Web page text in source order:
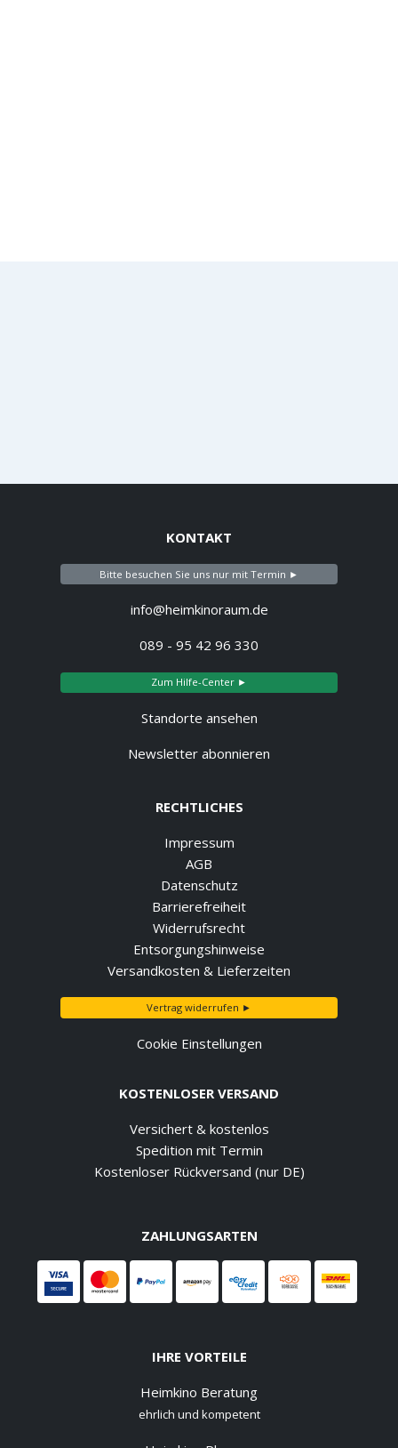
KONTAKT
Bitte besuchen Sie uns nur mit Termin ►
info@heimkinoraum.de
089 - 95 42 96 330
Zum Hilfe-Center ►
Standorte ansehen
Newsletter abonnieren
RECHTLICHES
Impressum
AGB
Datenschutz
Barrierefreiheit
Widerrufsrecht
Entsorgungshinweise
Versandkosten & Lieferzeiten
Vertrag widerrufen ►
Cookie Einstellungen
KOSTENLOSER VERSAND
Versichert & kostenlos
Spedition mit Termin
Kostenloser Rückversand (nur DE)
ZAHLUNGSARTEN
IHRE VORTEILE
Heimkino Beratung
ehrlich und kompetent